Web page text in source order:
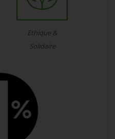
Ethique &
Solidaire